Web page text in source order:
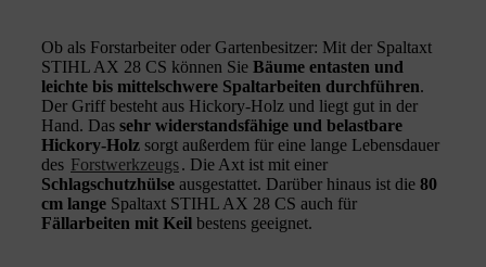
Ob als Forstarbeiter oder Gartenbesitzer: Mit der Spaltaxt
STIHL AX 28 CS können Sie Bäume entasten und
leichte bis mittelschwere Spaltarbeiten durchführen.
Der Griff besteht aus Hickory-Holz und liegt gut in der
Hand. Das sehr widerstandsfähige und belastbare
Hickory-Holz sorgt außerdem für eine lange Lebensdauer
des Forstwerkzeugs. Die Axt ist mit einer
Schlagschutzhülse ausgestattet. Darüber hinaus ist die 80
cm lange Spaltaxt STIHL AX 28 CS auch für
Fällarbeiten mit Keil bestens geeignet.